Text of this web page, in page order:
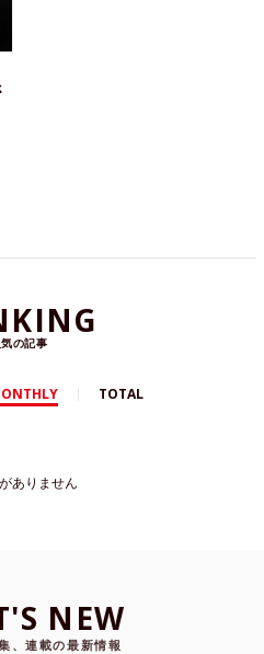
気の記事
TOTAL
ありません
NEW
、連載の最新情報